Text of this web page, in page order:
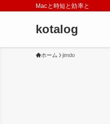
Macと時短と効率と
kotalog
ホーム jimdo